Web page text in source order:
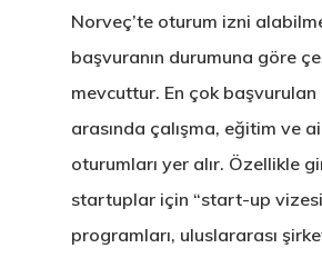
Norveç’te oturum izni
başvuranın durumuna göre
mevcuttur. En çok
arasında çalışma, eğitim ve
oturumları yer alır. Özellikle
startuplar için “start-up
programları, uluslararası